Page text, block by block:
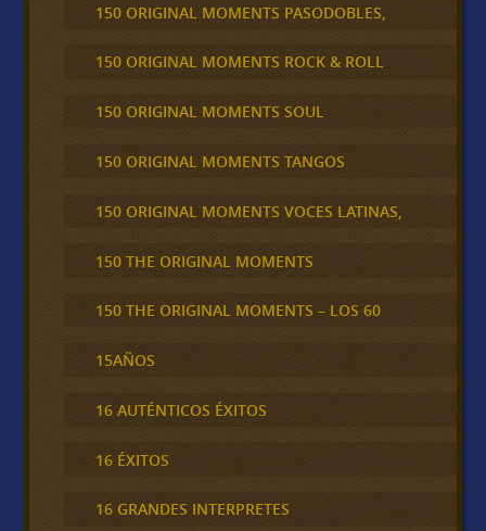
150 ORIGINAL MOMENTS PASODOBLES,
150 ORIGINAL MOMENTS ROCK & ROLL
150 ORIGINAL MOMENTS SOUL
150 ORIGINAL MOMENTS TANGOS
150 ORIGINAL MOMENTS VOCES LATINAS,
150 THE ORIGINAL MOMENTS
150 THE ORIGINAL MOMENTS – LOS 60
15AÑOS
16 AUTÉNTICOS ÉXITOS
16 ÉXITOS
16 GRANDES INTERPRETES